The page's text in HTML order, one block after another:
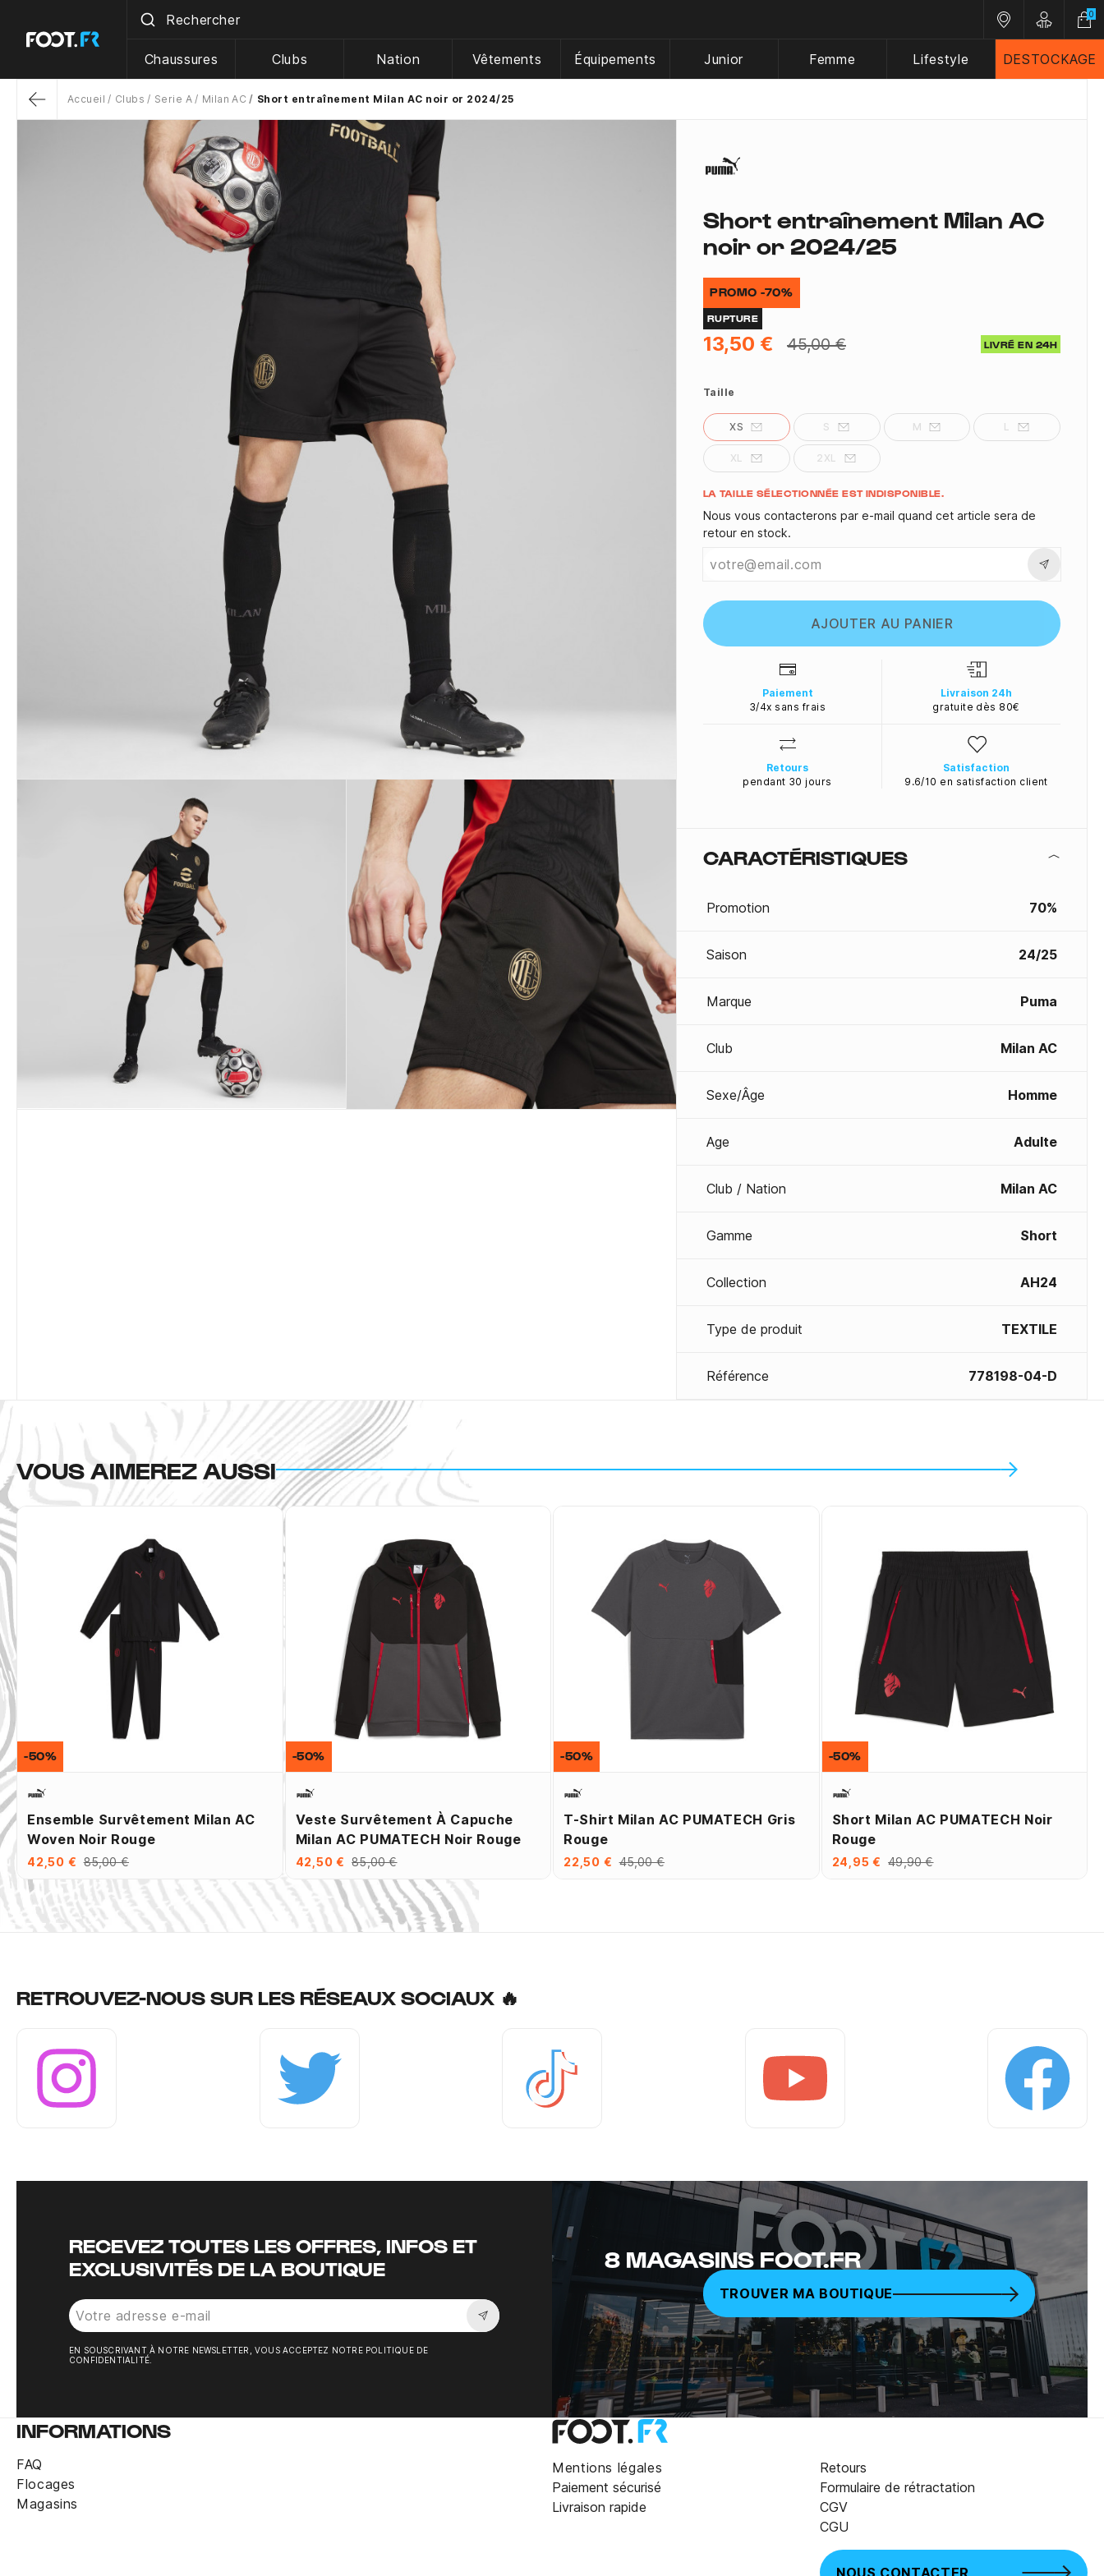
Nos magasins
Customer
0
Chaussures Clubs Nation Vêtements Équipements Junior Femme Lifestyle DESTOCKAGE
Accueil Clubs Serie A Milan AC Short entraînement Milan AC noir or 2024/25
Short entraînement Milan AC
noir or 2024/25
PROMO -70%
RUPTURE
13,50 € 45,00 € LIVRÉ EN 24H
Taille
XS S M L
XL 2XL
Quantité
LA TAILLE SÉLECTIONNÉE EST INDISPONIBLE.
Nous vous contacterons par e-mail quand cet article sera de
retour en stock.
AJOUTER AU PANIER
Paiement
3/4x sans frais
Livraison 24h
gratuite dès 80€
Retours
pendant 30 jours
Satisfaction
9.6/10 en satisfaction client
CARACTÉRISTIQUES
Promotion 70%
Saison 24/25
Marque Puma
Club Milan AC
Sexe/Âge Homme
Age Adulte
Club / Nation Milan AC
Gamme Short
Collection AH24
Type de produit TEXTILE
Référence 778198-04-D
VOUS AIMEREZ AUSSI
Ensemble Survêtement Milan AC
Woven Noir Rouge
42,50 € 85,00 €
-50%
Veste Survêtement À Capuche
Milan AC PUMATECH Noir Rouge
42,50 € 85,00 €
-50%
T-Shirt Milan AC PUMATECH Gris
Rouge
22,50 € 45,00 €
-50%
Short Milan AC PUMATECH Noir
Rouge
24,95 € 49,90 €
-50%
RETROUVEZ-NOUS SUR LES RÉSEAUX SOCIAUX 🔥
RECEVEZ TOUTES LES OFFRES, INFOS ET
EXCLUSIVITÉS DE LA BOUTIQUE
Souscrire à la newsletter
EN SOUSCRIVANT À NOTRE NEWSLETTER, VOUS ACCEPTEZ NOTRE POLITIQUE DE
CONFIDENTIALITÉ.
8 MAGASINS FOOT.FR
TROUVER MA BOUTIQUE
INFORMATIONS
FAQ
Flocages
Magasins
Mentions légales
Paiement sécurisé
Livraison rapide
Retours
Formulaire de rétractation
CGV
CGU